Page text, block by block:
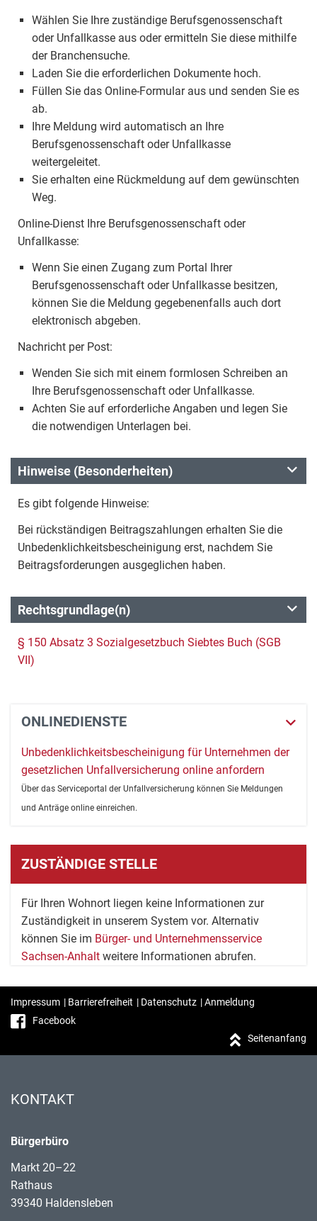
Wählen Sie Ihre zuständige Berufsgenossenschaft
oder Unfallkasse aus oder ermitteln Sie diese mithilfe
der Branchensuche.
Laden Sie die erforderlichen Dokumente hoch.
Füllen Sie das Online-Formular aus und senden Sie es
ab.
Ihre Meldung wird automatisch an Ihre
Berufsgenossenschaft oder Unfallkasse
weitergeleitet.
Sie erhalten eine Rückmeldung auf dem gewünschten
Weg.
Online-Dienst Ihre Berufsgenossenschaft oder
Unfallkasse:
Wenn Sie einen Zugang zum Portal Ihrer
Berufsgenossenschaft oder Unfallkasse besitzen,
können Sie die Meldung gegebenenfalls auch dort
elektronisch abgeben.
Nachricht per Post:
Wenden Sie sich mit einem formlosen Schreiben an
Ihre Berufsgenossenschaft oder Unfallkasse.
Achten Sie auf erforderliche Angaben und legen Sie
die notwendigen Unterlagen bei.
Hinweise (Besonderheiten)
Es gibt folgende Hinweise:
Bei rückständigen Beitragszahlungen erhalten Sie die
Unbedenklichkeitsbescheinigung erst, nachdem Sie
Beitragsforderungen ausgeglichen haben.
Rechtsgrundlage(n)
§ 150 Absatz 3 Sozialgesetzbuch Siebtes Buch (SGB
VII)
ONLINEDIENSTE
Unbedenklichkeitsbescheinigung für Unternehmen der
gesetzlichen Unfallversicherung online anfordern
Über das Serviceportal der Unfallversicherung können Sie Meldungen
und Anträge online einreichen.
ZUSTÄNDIGE STELLE
Für Ihren Wohnort liegen keine Informationen zur
Zuständigkeit in unserem System vor. Alternativ
können Sie im Bürger- und Unternehmensservice
Sachsen-Anhalt weitere Informationen abrufen.
Impressum | Barrierefreiheit | Datenschutz |Anmeldung
Facebook
Seitenanfang
KONTAKT
Bürgerbüro
Markt 20–22
Rathaus
39340 Haldensleben